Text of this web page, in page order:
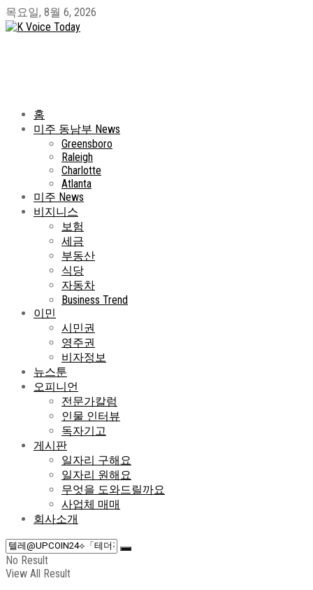
목요일, 8월 6, 2026
홈
미주 동남부 News
Greensboro
Raleigh
Charlotte
Atlanta
미주 News
비지니스
보험
세금
부동산
식당
자동차
Business Trend
이민
시민권
영주권
비자정보
뉴스툰
오피니언
전문가칼럼
인물 인터뷰
독자기고
게시판
일자리 구해요
일자리 원해요
무엇을 도와드릴까요
사업체 매매
회사소개
No Result
View All Result